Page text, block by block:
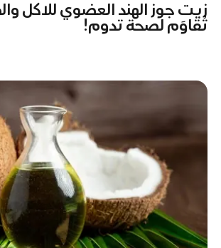
زيت جوز الهند العضوي للاكل
تُقاوَم لصحة تدوم!